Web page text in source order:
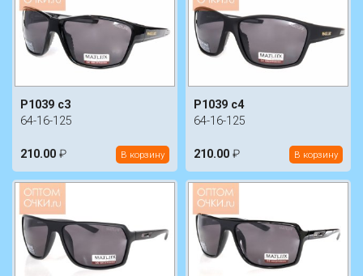
P1039 c3
64-16-125
210.00 ₽ В корзину
P1039 c4
64-16-125
210.00 ₽ В корзину